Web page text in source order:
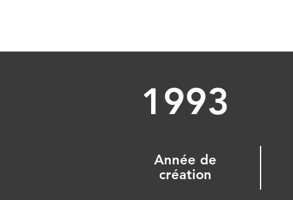
1993
Année de
création